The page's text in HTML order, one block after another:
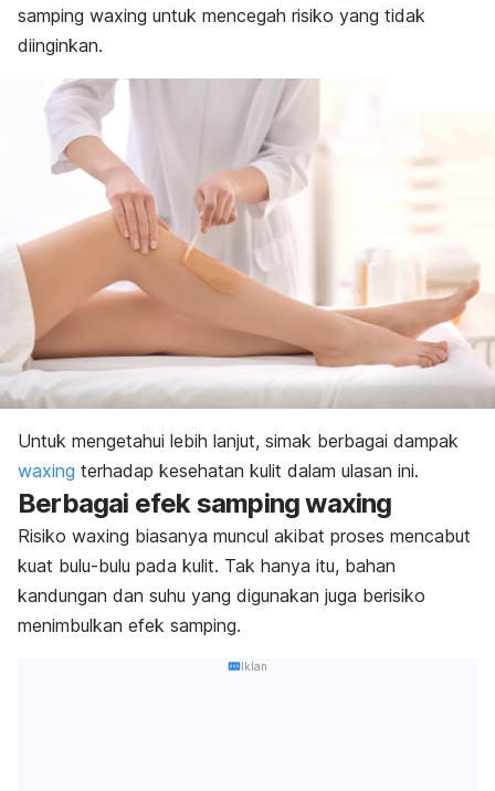
samping waxing untuk mencegah risiko yang tidak
diinginkan.
Untuk mengetahui lebih lanjut, simak berbagai dampak
waxing terhadap kesehatan kulit dalam ulasan ini.
Berbagai efek sampingwaxing
Risiko waxing biasanya muncul akibat proses mencabut
kuat bulu-bulu pada kulit. Tak hanya itu, bahan
kandungan dan suhu yang digunakan juga berisiko
menimbulkan efek samping.
Iklan